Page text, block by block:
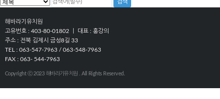
해바라기유치원
고유번호 : 403-80-01802 ㅣ 대표 : 홍강의
주소 : 전북 김제시 금성8길 33
TEL : 063-547-7963 / 063-548-7963
FAX : 063- 544-7963
Copyright ⓒ 2023 해바라기유치원 . All Rights Reserved.